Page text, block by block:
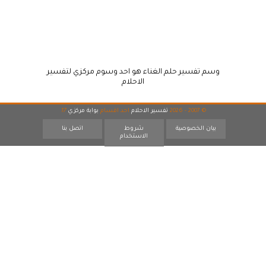
وسم تفسير حلم الغناء هو احد وسوم مركزي لتفسير
الاحلام
© 2007 - 2026 تفسير الاحلام احد اقسام بوابة مركزي 17
بيان الخصوصية
شروط
الاستخدام
اتصل بنا